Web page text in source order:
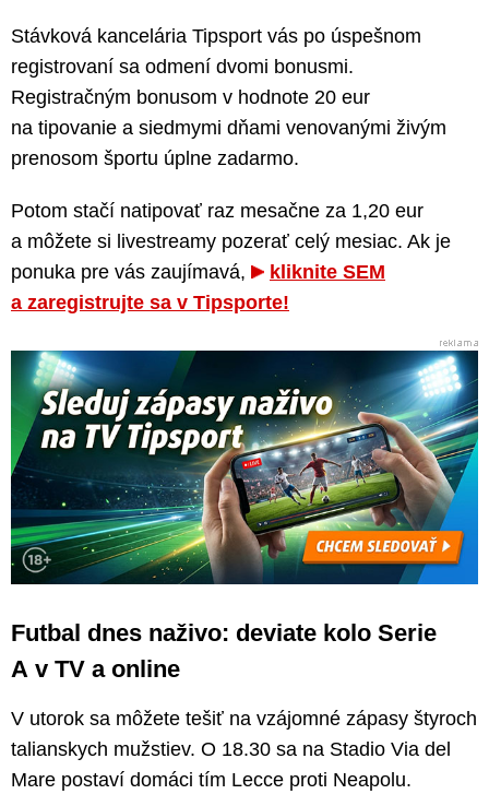
Stávková kancelária Tipsport vás po úspešnom
registrovaní sa odmení dvomi bonusmi.
Registračným bonusom v hodnote 20 eur
na tipovanie a siedmymi dňami venovanými živým
prenosom športu úplne zadarmo.
Potom stačí natipovať raz mesačne za 1,20 eur
a môžete si livestreamy pozerať celý mesiac. Ak je
ponuka pre vás zaujímavá,
kliknite SEM
a zaregistrujte sa v Tipsporte!
Futbal dnes naživo: deviate kolo Serie
A v TV a online
V utorok sa môžete tešiť na vzájomné zápasy štyroch
talianskych mužstiev. O 18.30 sa na Stadio Via del
Mare postaví domáci tím Lecce proti Neapolu.